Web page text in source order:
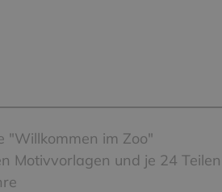
"Willkommen im Zoo"
Motivvorlagen und je 24 Teilen